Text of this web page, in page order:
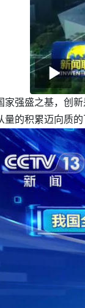
家强盛之基，创
量的积累迈向质